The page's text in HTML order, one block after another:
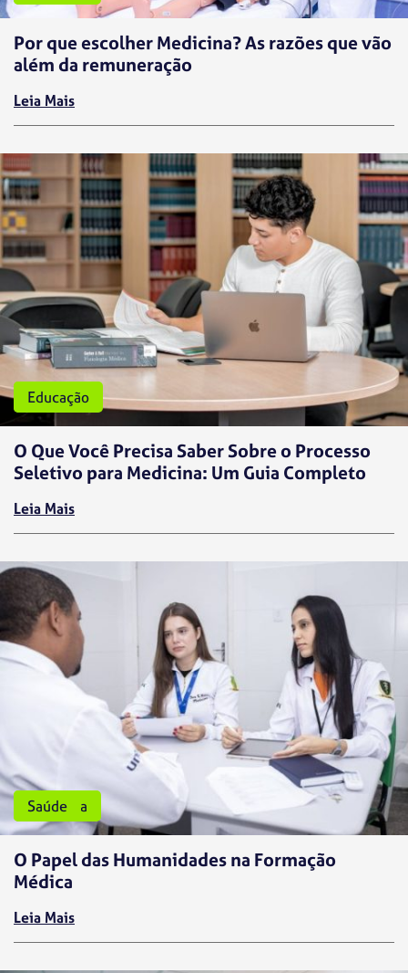
Por que escolher Medicina? As razões que vão
além da remuneração
Leia Mais
Medicina
Educação
O Que Você Precisa Saber Sobre o Processo
Seletivo para Medicina: Um Guia Completo
Leia Mais
Medicina
Saúde
O Papel das Humanidades na Formação
Médica
Leia Mais